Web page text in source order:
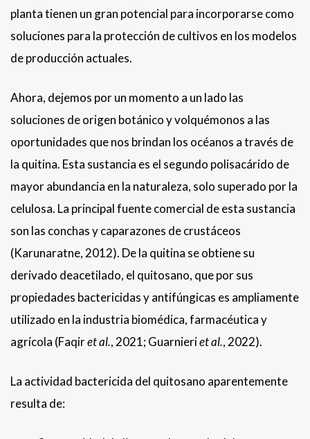
planta tienen un gran potencial para incorporarse como
soluciones para la protección de cultivos en los modelos
de producción actuales.
Ahora, dejemos por un momento a un lado las
soluciones de origen botánico y volquémonos a las
oportunidades que nos brindan los océanos a través de
la quitina. Esta sustancia es el segundo polisacárido de
mayor abundancia en la naturaleza, solo superado por la
celulosa. La principal fuente comercial de esta sustancia
son las conchas y caparazones de crustáceos
(Karunaratne, 2012). De la quitina se obtiene su
derivado deacetilado, el quitosano, que por sus
propiedades bactericidas y antifúngicas es ampliamente
utilizado en la industria biomédica, farmacéutica y
agrícola (Faqiret al., 2021; Guarnieriet al., 2022).
La actividad bactericida del quitosano aparentemente
resulta de: